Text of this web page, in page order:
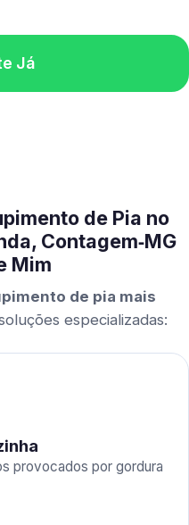
Já
de Pia no
Contagem‑MG
Mim
de pia mais
especializadas:
provocados por gordura